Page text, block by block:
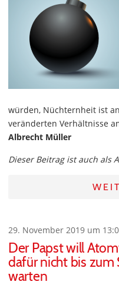
würden, Nüchternheit ist
veränderten Verhältnisse
Albrecht Müller
Dieser Beitrag ist auch als
29. November 2019 um
Der Papst will
dafür nicht bis
warten